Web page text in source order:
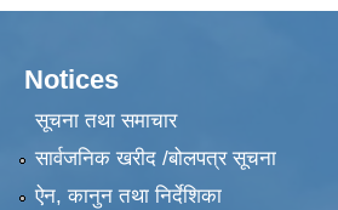
Notices
सूचना तथा समाचार
सार्वजनिक खरीद /बोलपत्र सूचना
ऐन, कानुन तथा निर्देशिका